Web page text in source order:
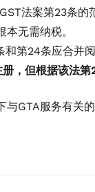
法案第23条的
无需纳税。
第24条应合并阅
，但根据该法
GTA服务有关的